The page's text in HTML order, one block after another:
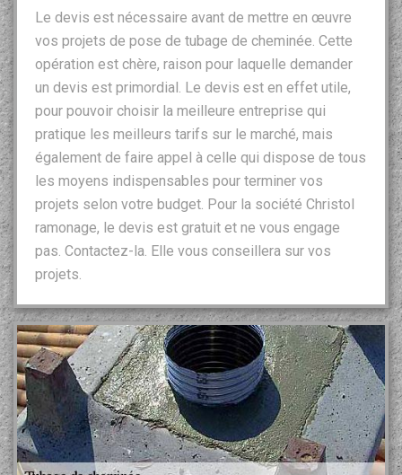
Le devis est nécessaire avant de mettre en œuvre
vos projets de pose de tubage de cheminée. Cette
opération est chère, raison pour laquelle demander
un devis est primordial. Le devis est en effet utile,
pour pouvoir choisir la meilleure entreprise qui
pratique les meilleurs tarifs sur le marché, mais
également de faire appel à celle qui dispose de tous
les moyens indispensables pour terminer vos
projets selon votre budget. Pour la société Christol
ramonage, le devis est gratuit et ne vous engage
pas. Contactez-la. Elle vous conseillera sur vos
projets.